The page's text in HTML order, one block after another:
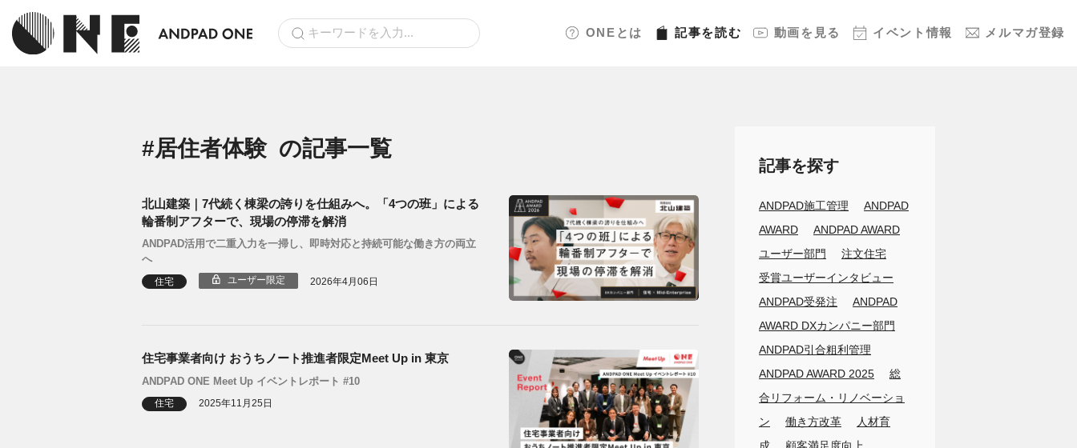
ONEとは 記事を読む 動画を見る イベント情報 メルマガ登録
#居住者体験 の記事一覧
北山建築｜7代続く棟梁の誇りを仕組みへ。「4つの班」による
輪番制アフターで、現場の停滞を解消
ANDPAD活用で二重入力を一掃し、即時対応と持続可能な働き方の両立
へ
住宅 ユーザー限定 2026年4月06日
住宅事業者向け おうちノート推進者限定Meet Up in 東京
ANDPAD ONE Meet Up イベントレポート #10
住宅 2025年11月25日
記事を探す
ANDPAD施工管理
ANDPAD
AWARD
ANDPAD AWARD
ユーザー部門
注文住宅
受賞ユーザーインタビュー
ANDPAD受発注
ANDPAD
AWARD DXカンパニー部門
ANDPAD引合粗利管理
ANDPAD AWARD 2025
総
合リフォーム・リノベーショ
ン
働き方改革
人材育
成
顧客満足度向上